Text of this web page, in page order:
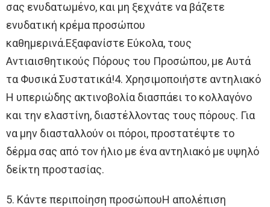
σας ενυδατωμένο, και μη ξεχνάτε να βάζετε
ενυδατική κρέμα προσώπου
καθημερινά.Εξαφανίστε Εύκολα, τους
Αντιαισθητικούς Πόρους του Προσώπου, με Αυτά
τα Φυσικά Συστατικά!4. Χρησιμοποιήστε αντηλιακό
Η υπεριώδης ακτινοβολία διασπάει το κολλαγόνο
και την ελαστίνη, διαστέλλοντας τους πόρους. Για
να μην διασταλλούν οι πόροι, προστατέψτε το
δέρμα σας από τον ήλιο με ένα αντηλιακό με υψηλό
δείκτη προστασίας.
5. Κάντε περιποίηση προσώπουΗ απολέπιση